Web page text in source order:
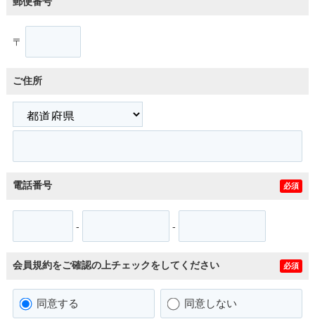
〒
ご住所
電話番号 必須
- -
会員規約をご確認の上チェックをしてください 必須
同意する 同意しない